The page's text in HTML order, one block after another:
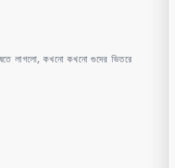
লাগলো, কখনো কখনো গুদের ভিতরে